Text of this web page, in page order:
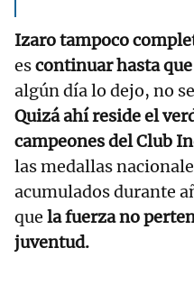
Izaro tampoco
escontinuar hasta
algún día lo dejo, no
Quizá ahí reside el
campeones del Club
las medallas
acumulados durante
que la fuerza no
juventud.